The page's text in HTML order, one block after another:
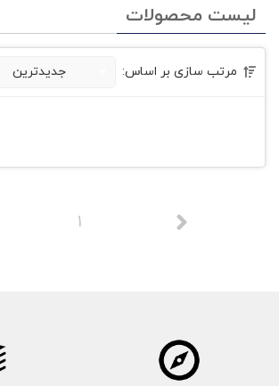
لیست محصولات
مرتب سازی بر اساس: جدیدترین
1